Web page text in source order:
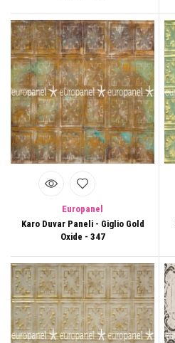
Europanel
Karo Duvar Paneli - Giglio Gold
Oxide - 347